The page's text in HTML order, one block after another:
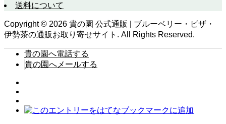
送料について
Copyright © 2026 貴の園 公式通販 | ブルーベリー・ピザ・
伊勢茶の通販お取り寄せサイト. All Rights Reserved.
貴の園へ電話する
貴の園へメールする